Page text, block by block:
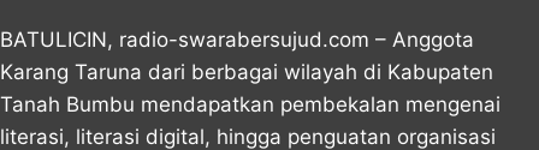
BATULICIN, radio-swarabersujud.com – Anggota
Karang Taruna dari berbagai wilayah di Kabupaten
Tanah Bumbu mendapatkan pembekalan mengenai
literasi, literasi digital, hingga penguatan organisasi